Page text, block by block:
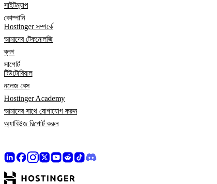
সাইটম্যাপ
কোম্পানি
Hostinger সম্পর্কে
আমাদের টেকনোলজি
ব্লগ
সাপোর্ট
টিউটোরিয়াল
নলেজ বেস
Hostinger Academy
আমাদের সাথে যোগাযোগ করুন
অ্যাবিউজ রিপোর্ট করুন